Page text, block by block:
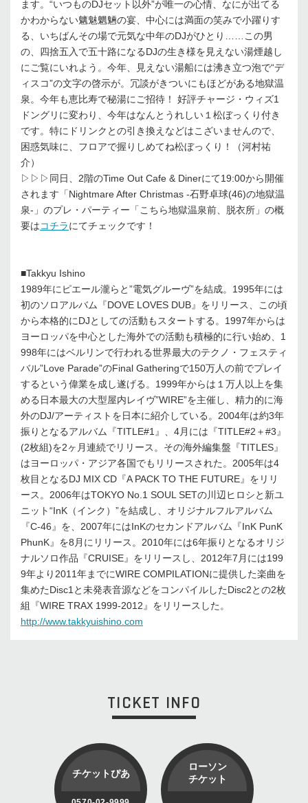
ます。“いつものDJセット以外”が唯一の心情、なにが出てる
かわからない魑魅魍魎の宴、中心には満面の笑みで小躍りす
る、いちばんその場で元気な中年のDJがひとり……この男
の、四捨五入で五十路になるDJの生き様を見えない湯煙越し
にご覧にいれよう。今年、見えない湯船には沸き立つ泡で“デ
ィスコ”の文字の啓示が。冗談がきついにもほどがある地獄温
泉。今年も恵比寿で秘湯にご招待！ 好評チャージ・ウィズ1
ドングリに変わり、今年はなんとうれしい１松ぼっくり付き
です。特にドリンクとの引き換えなどはこざいませんので、
困惑気味に、フロアで握りしめてね松ぼっくり！（河村祐
介）
▷▷▷同日、2階のTime Out Cafe & Dinerにて19:00から開催
されます「Nightmare After Christmas -石野卓球(46)の地獄温
泉-」のプレ・パーティー「こちら地獄温泉前、脱衣所」の概
要はコチラにてチェックです！
■Takkyu Ishino
1989年にピエール瀧らと”電気グルーヴ”を結成。1995年には
初のソロアルバム『DOVE LOVES DUB』をリリース、この頃
から本格的にDJとしての活動もスタートする。1997年からは
ヨーロッパを中心とした海外での活動も積極的に行い始め、1
998年にはベルリンで行われる世界最大のテクノ・フェスティ
バル”Love Parade”のFinal Gatheringで150万人の前でプレイ
するという偉業を成し遂げる。1999年からは１万人以上を集
める日本最大の大型屋内レイヴ”WIRE”を主催し、精力的に海
外のDJ/アーティストを日本に紹介している。2004年は約3年
振りとなるアルバム『TITLE#1』、4月には『TITLE#2＋#3』
(2枚組)を2ヶ月連続でリリース。その海外編集盤『TITLES』
はヨーロッパ・アジア各国でもリリースされた。2005年は4
枚目となるDJ MIX CD『A PACK TO THE FUTURE』をリリ
ース。2006年はTOKYO No.1 SOUL SETの川辺ヒロシと新ユ
ニット“InK（インク）”を結成し、オリジナルフルアルバム
『C-46』を、2007年にはInKのセカンドアルバム『InK PunK
PhunK』を8月にリリース。2010年には6年振りとなるオリジ
ナルソロ作品『CRUISE』をリリースし、2012年7月には199
9年より2011年までにWIRE COMPILATIONに提供した楽曲を
集めたDisc1と未発表音源などをコンパイルしたDisc2との2枚
組『WIRE TRAX 1999-2012』をリリースした。
http://www.takkyuishino.com
TICKET INFO
チケットぴあ
ローソン
チケット